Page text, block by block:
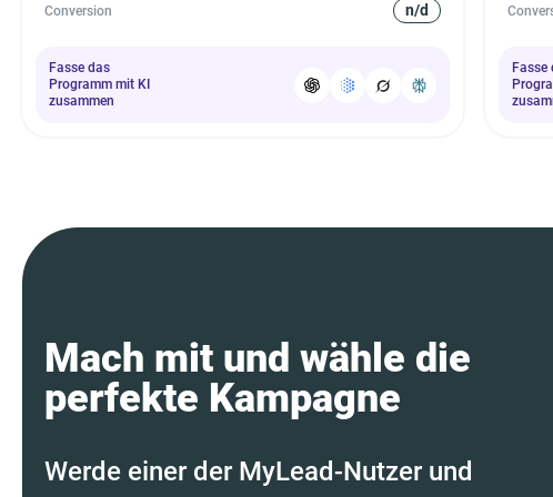
Conversion n/d
Fasse das
Programm mit KI
zusammen
Fasse
Mach mit und wähle die
perfekte Kampagne
Werde einer der MyLead-Nutzer und